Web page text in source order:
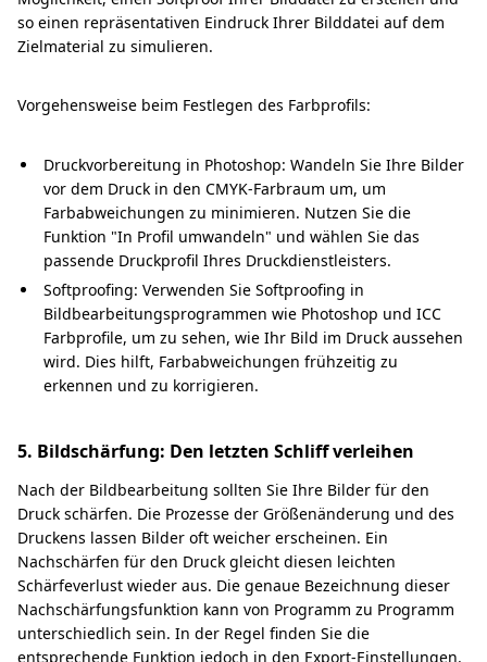
so einen repräsentativen Eindruck Ihrer Bilddatei auf dem
Zielmaterial zu simulieren.
Vorgehensweise beim Festlegen des Farbprofils:
Druckvorbereitung in Photoshop: Wandeln Sie Ihre Bilder
vor dem Druck in den CMYK-Farbraum um, um
Farbabweichungen zu minimieren. Nutzen Sie die
Funktion "In Profil umwandeln" und wählen Sie das
passende Druckprofil Ihres Druckdienstleisters.
Softproofing: Verwenden Sie Softproofing in
Bildbearbeitungsprogrammen wie Photoshop und ICC
Farbprofile, um zu sehen, wie Ihr Bild im Druck aussehen
wird. Dies hilft, Farbabweichungen frühzeitig zu
erkennen und zu korrigieren.
5. Bildschärfung: Den letzten Schliff verleihen
Nach der Bildbearbeitung sollten Sie Ihre Bilder für den
Druck schärfen. Die Prozesse der Größenänderung und des
Druckens lassen Bilder oft weicher erscheinen. Ein
Nachschärfen für den Druck gleicht diesen leichten
Schärfeverlust wieder aus. Die genaue Bezeichnung dieser
Nachschärfungsfunktion kann von Programm zu Programm
unterschiedlich sein. In der Regel finden Sie die
entsprechende Funktion jedoch in den Export-Einstellungen.